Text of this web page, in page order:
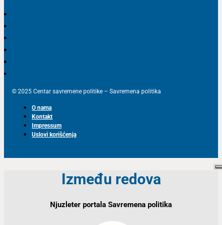
© 2025 Centar savremene politike – Savremena politika
O nama
Kontakt
Impressum
Uslovi korišćenja
Između redova
Njuzleter portala Savremena politika